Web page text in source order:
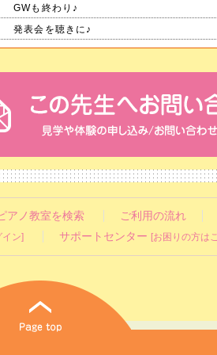
GWも終わり♪
発表会を聴きに♪
アノ教室を検索
ご利用の流れ
イン] サポートセンター [お困りの方は